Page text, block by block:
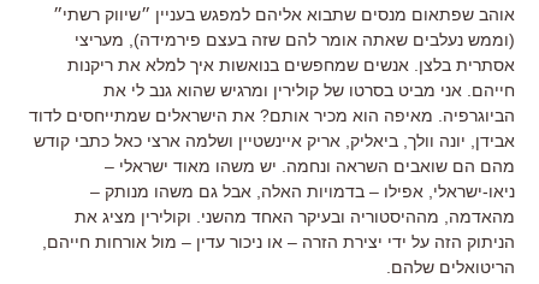
אוהב שפתאום מנסים שתבוא אליהם למפגש בעניין ״שיווק רשתי״
(וממש נעלבים שאתה אומר להם שזה בעצם פירמידה), מעריצי
אסתרית בלצן. אנשים שמחפשים בנואשות איך למלא את ריקנות
חייהם. אני מביט בסרטו של קולירין ומרגיש שהוא גנב לי את
הביוגרפיה. מאיפה הוא מכיר אותם? את הישראלים שמתייחסים לדוד
אבידן, יונה וולך, ביאליק, אריק איינשטיין ושלמה ארצי כאל כתבי קודש
מהם הם שואבים השראה ונחמה. יש משהו מאוד ישראלי –
ניאו-ישראלי, אפילו – בדמויות האלה, אבל גם משהו מנותק –
מהאדמה, מההיסטוריה ובעיקר האחד מהשני. וקולירין מציג את
הניתוק הזה על ידי יצירת הזרה – או ניכור עדין – מול אורחות חייהם,
הריטואלים שלהם.